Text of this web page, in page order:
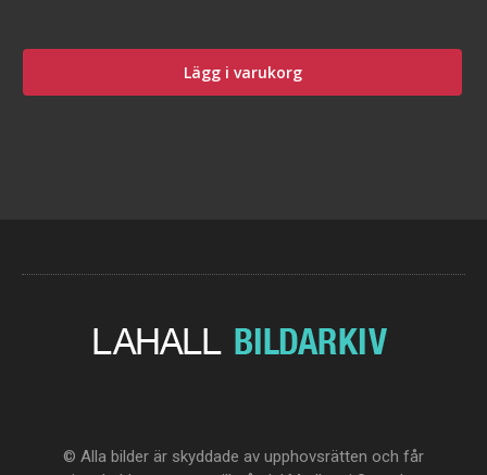
Lägg i varukorg
© Alla bilder är skyddade av upphovsrätten och får